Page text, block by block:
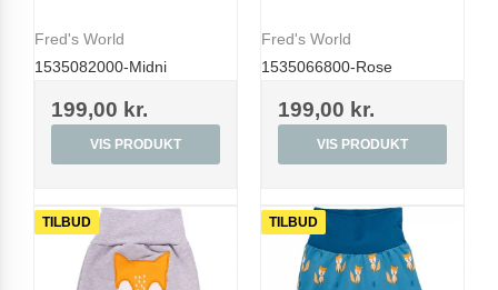
Fred's World
1535082000-Midni
199,00 kr.
VIS PRODUKT
Fred's World
1535066800-Rose
199,00 kr.
VIS PRODUKT
TILBUD TILBUD